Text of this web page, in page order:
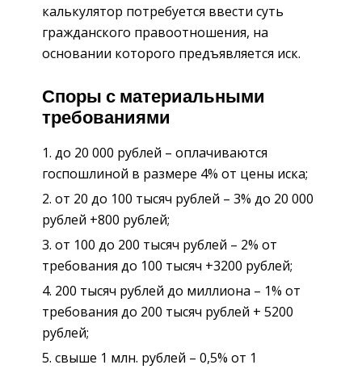
калькулятор потребуется ввести суть
гражданского правоотношения, на
основании которого предъявляется иск.
Споры с материальными
требованиями
до 20 000 рублей – оплачиваются
госпошлиной в размере 4% от цены иска;
от 20 до 100 тысяч рублей – 3% до 20 000
рублей +800 рублей;
от 100 до 200 тысяч рублей – 2% от
требования до 100 тысяч +3200 рублей;
200 тысяч рублей до миллиона – 1% от
требования до 200 тысяч рублей + 5200
рублей;
свыше 1 млн. рублей – 0,5% от 1